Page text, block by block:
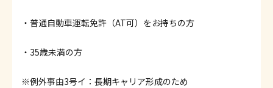
・普通自動車運転免許（AT可）をお持ちの方
・35歳未満の方
※例外事由3号イ：長期キャリア形成のため